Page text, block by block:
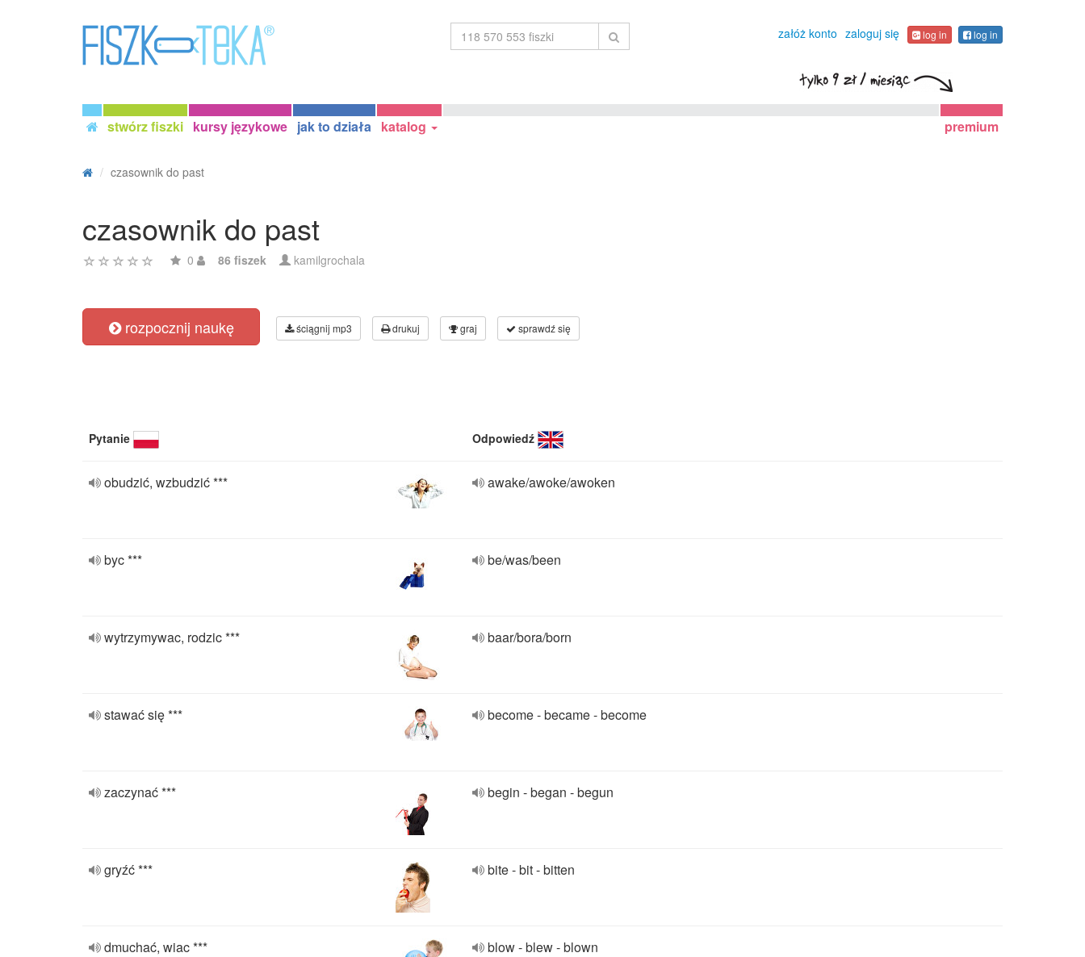
załóż konto zaloguj się log in log in
stwórz fiszki kursy językowe jak to działa katalog premium
czasownik do past
czasownik do past
0 86 fiszek kamilgrochala
rozpocznij naukę ściągnij mp3 drukuj graj sprawdź się
Pytanie Odpowiedź
obudzić, wzbudzić *** awake/awoke/awoken
byc *** be/was/been
wytrzymywac, rodzic *** baar/bora/born
stawać się *** become - became - become
zaczynać *** begin - began - begun
gryźć *** bite - bit - bitten
dmuchać, wiac *** blow - blew - blown